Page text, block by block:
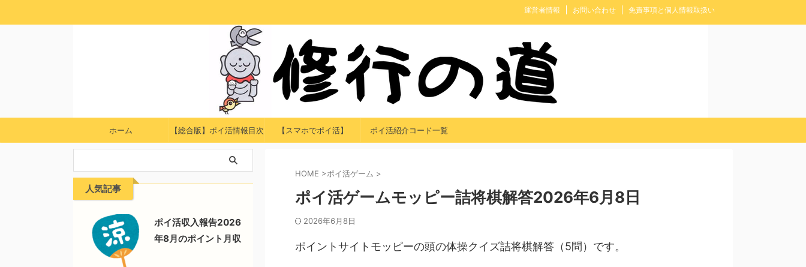
運営者情報 お問い合わせ 免責事項と個人情報取扱い
ホーム 【総合版】ポイ活情報目次 【スマホでポイ活】 ポイ活紹介コード一覧
HOME >ポイ活ゲーム >
ポイ活ゲームモッピー詰将棋解答2026年6月8日
2026年6月8日
ポイントサイトモッピーの頭の体操クイズ詰将棋解答（5問）です。
人気記事
ポイ活収入報告2026
年8月のポイント月収